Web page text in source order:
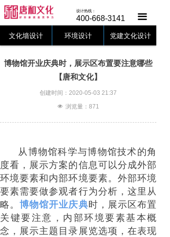
끀
唐和首页
文化墙设计
客户案例
唐和动态
关于唐和
联系唐和
设计热线：
400-668-3141
文化墙设计 环境设计 党建文化设计
博物馆开业庆典时，展示区布置要注意哪些
【唐和文化】
创建时间： 2020-05-03 21:37
넶 浏览量： 871
从博物馆科学与博物馆技术的角
度看，展示方案的信息可以分成外部
环境要素和内部环境要素。外部环境
要素需要做参观者行为分析，这里从
略。博物馆开业庆典时，展示区布置
关键要注意，内部环境要素基本概
念，展示主题目录展览选项，在表现